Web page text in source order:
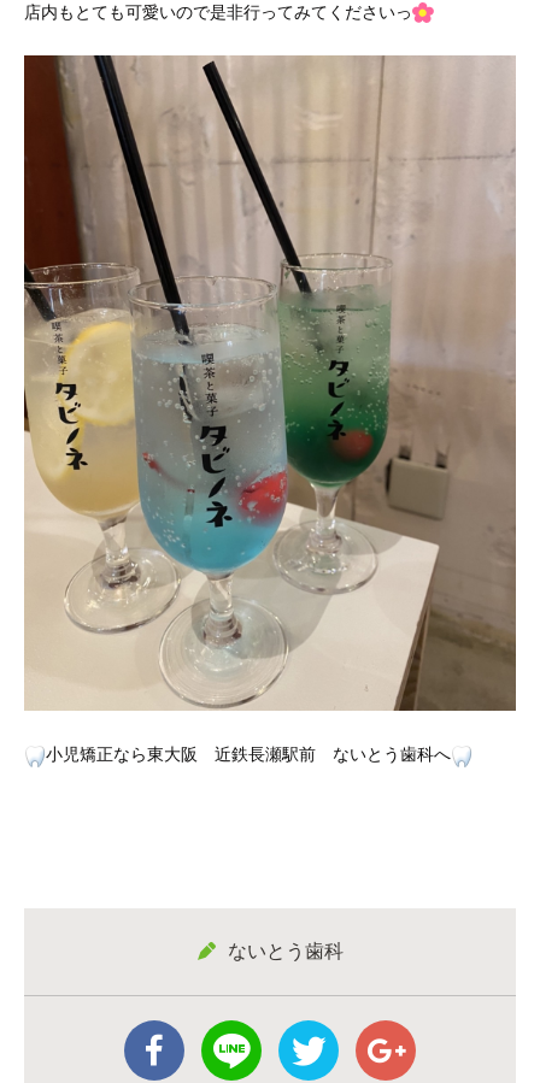
店内もとても可愛いので是非行ってみてくださいっ
小児矯正なら東大阪 近鉄長瀬駅前 ないとう歯科へ
ないとう歯科